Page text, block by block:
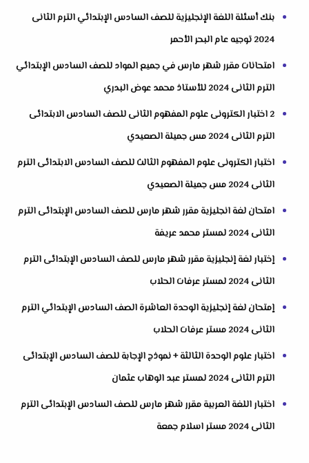
بنك أسئلة اللغة الإنجليزية للصف السادس الإبتدائي الترم الثانى
2024 توجيه عام البحر الأحمر
امتحانات مقرر شهر مارس في جميع المواد للصف السادس الإبتدائي
الترم الثانى 2024 للأستاذ محمد عوض البدري
2 اختبار الكترونى علوم المفهوم الثانى للصف السادس الابتدائى
الترم الثانى 2024 مس جميلة الصعيدي
اختبار الكترونى علوم المفهوم الثالث للصف السادس الابتدائى الترم
الثانى 2024 مس جميلة الصعيدي
امتحان لغة انجليزية مقرر شهر مارس للصف السادس الإبتدائى الترم
الثانى 2024 لمستر محمد عريفة
إختبار لغة إنجليزية مقرر شهر مارس للصف السادس الإبتدائى الترم
الثانى 2024 لمستر عرفات الحلاب
إمتحان لغة إنجليزية الوحدة العاشرة الصف السادس الإبتدائي الترم
الثانى 2024 مستر عرفات الحلاب
اختبار علوم الوحدة الثالثة + نموذج الإجابة للصف السادس الإبتدائى
الترم الثانى 2024 لمستر عبد الوهاب عثمان
اختبار اللغة العربية مقرر شهر مارس للصف السادس الإبتدائى الترم
الثانى 2024 مستر اسلام جمعة